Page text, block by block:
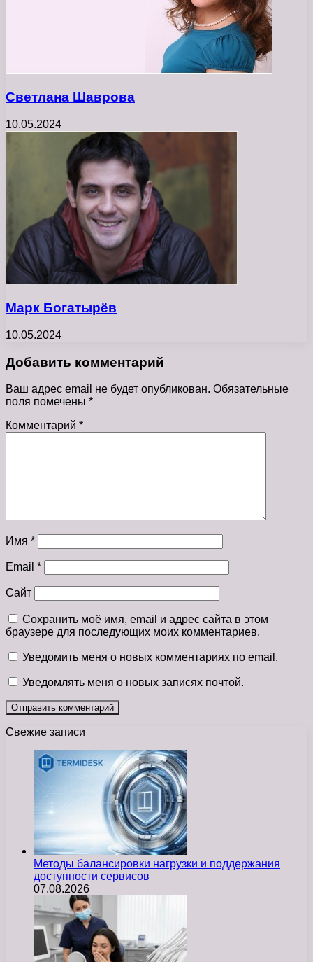
Светлана Шаврова
10.05.2024
Марк Богатырёв
10.05.2024
Добавить комментарий
Ваш адрес email не будет опубликован. Обязательные
поля помечены *
Комментарий *
Имя *
Email *
Сайт
Сохранить моё имя, email и адрес сайта в этом
браузере для последующих моих комментариев.
Уведомить меня о новых комментариях по email.
Уведомлять меня о новых записях почтой.
Свежие записи
Методы балансировки нагрузки и поддержания
доступности сервисов
07.08.2026